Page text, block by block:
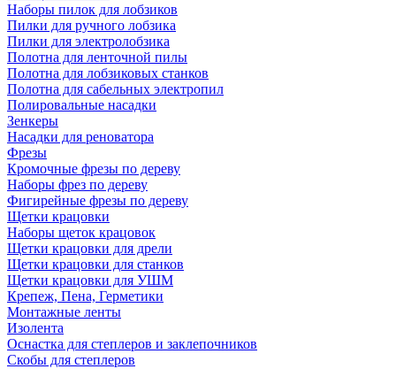
Наборы пилок для лобзиков
Пилки для ручного лобзика
Пилки для электролобзика
Полотна для ленточной пилы
Полотна для лобзиковых станков
Полотна для сабельных электропил
Полировальные насадки
Зенкеры
Насадки для реноватора
Фрезы
Кромочные фрезы по дереву
Наборы фрез по дереву
Фигирейные фрезы по дереву
Щетки крацовки
Наборы щеток крацовок
Щетки крацовки для дрели
Щетки крацовки для станков
Щетки крацовки для УШМ
Крепеж, Пена, Герметики
Монтажные ленты
Изолента
Оснастка для степлеров и заклепочников
Скобы для степлеров